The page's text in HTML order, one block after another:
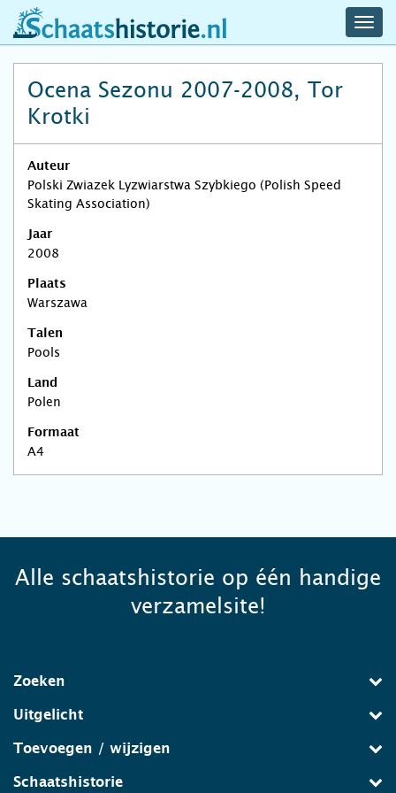
schaatshistorie.nl
Ocena Sezonu 2007-2008, Tor
Krotki
Auteur
Polski Zwiazek Lyzwiarstwa Szybkiego (Polish Speed
Skating Association)
Jaar
2008
Plaats
Warszawa
Talen
Pools
Land
Polen
Formaat
A4
Alle schaatshistorie op één handige
verzamelsite!
Zoeken
Uitgelicht
Toevoegen / wijzigen
Schaatshistorie